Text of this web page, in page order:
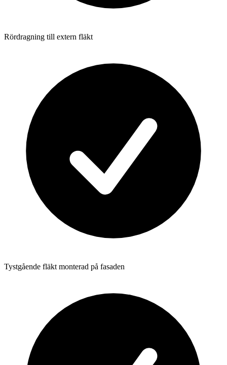
Rördragning till extern fläkt
Tystgående fläkt monterad på fasaden